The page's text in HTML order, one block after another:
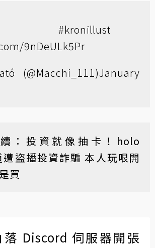
#kronillust
9nDeULk5Pr
(@Macchi_111)January
： 投資就像抽卡！holo
盜播投資詐騙 本人玩哏開
買
Discord 伺服器開張